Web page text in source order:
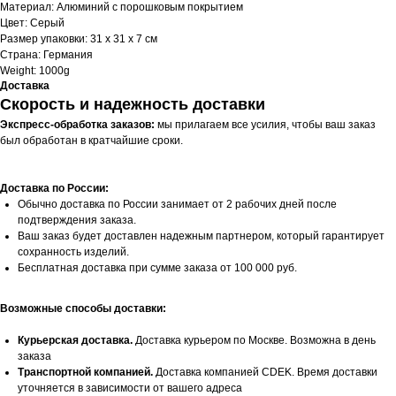
Материал: Алюминий с порошковым покрытием
Цвет: Серый
Размер упаковки: 31 х 31 х 7 см
Страна: Германия
Weight: 1000g
Доставка
Скорость и надежность доставки
Экспресс-обработка заказов: мы прилагаем все усилия, чтобы ваш заказ
был обработан в кратчайшие сроки.
Доставка по России:
Обычно доставка по России занимает от 2 рабочих дней после
подтверждения заказа.
Ваш заказ будет доставлен надежным партнером, который гарантирует
сохранность изделий.
Бесплатная доставка при сумме заказа от 100 000 руб.
Возможные способы доставки:
Курьерская доставка. Доставка курьером по Москве. Возможна в день
заказа
Транспортной компанией. Доставка компанией CDEK. Время доставки
уточняется в зависимости от вашего адреса